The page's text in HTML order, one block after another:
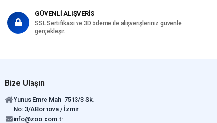
GÜVENLİ ALIŞVERİŞ
SSL Sertifikası ve 3D ödeme ile alışverişleriniz güvenle
gerçekleşir.
Bize Ulaşın
Yunus Emre Mah. 7513/3 Sk.
No: 3/ABornova / İzmir
info@zoo.com.tr